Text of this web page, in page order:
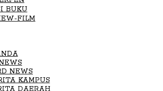
BUKU
FILM
NEWS
KAMPUS
DAERAH